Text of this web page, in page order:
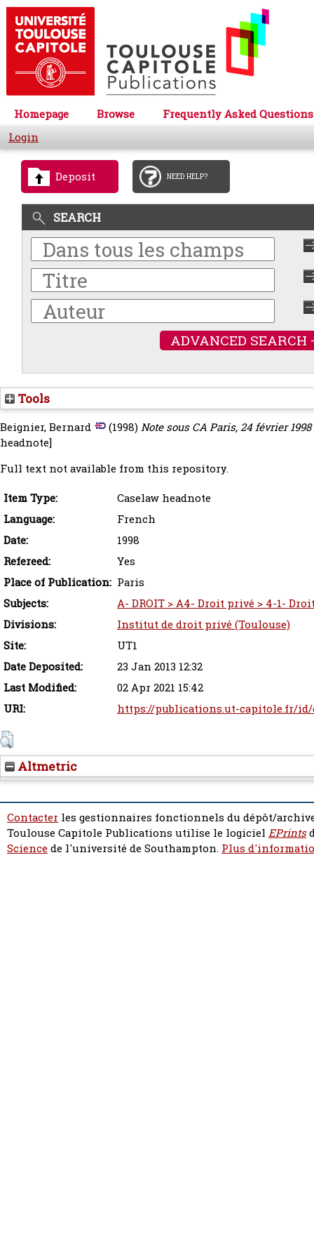
Homepage Browse
Frequently Asked Questions
Login
Deposit NEED HELP?
SEARCH
ADVANCED SEARCH
Tools
Beignier, Bernard (1998)Note sous CA Paris, 24 février
headnote]
Full text not available from this repository.
Item Type:
Caselaw headnote
Language:
French
Date:
1998
Refereed:
Yes
Place of Publication: Paris
Subjects:
A- DROIT > A4- Droit privé > 4-1-
Divisions:
Institut de droit privé (Toulouse)
Site:
UT1
Date Deposited:
23 Jan 2013 12:32
Last Modified:
02 Apr 2021 15:42
URI:
https://publications.ut-capitole.fr/
Altmetric
Contacter les gestionnaires fonctionnels du dépôt/
Toulouse Capitole Publications utilise le logiciel EPrints
Sciencede l'université de Southampton. Plus